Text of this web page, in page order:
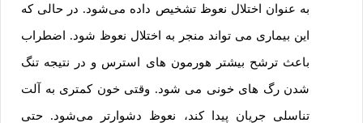
به عنوان اختلال نعوظ تشخیص داده می‌شود. در حالی که
این بیماری می تواند منجر به اختلال نعوظ شود. اضطراب
باعث ترشح بیشتر هورمون های استرس و در نتیجه تنگ
شدن رگ های خونی می شود. وقتی خون کمتری به آلت
تناسلی جریان پیدا کند، نعوظ دشوارتر می‌شود. حتی